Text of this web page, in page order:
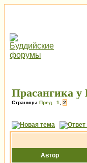
Прасангика
Страницы Пред. 1 2
Автор